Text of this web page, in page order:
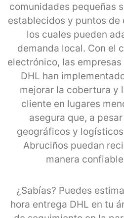
comunidades pequeñas
establecidos y puntos
los cuales pueden
demanda local. Con el
electrónico, las
DHL han
mejorar la cobertura y
cliente en lugares
asegura que, a
geográficos y
Abruciños puedan
manera
¿Sabías? Puedes
hora entrega DHL en tu